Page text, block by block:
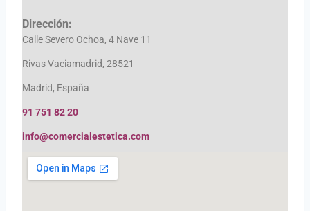
Dirección:
Calle Severo Ochoa, 4 Nave 11
Rivas Vaciamadrid, 28521
Madrid, España
91 751 82 20
info@comercialestetica.com